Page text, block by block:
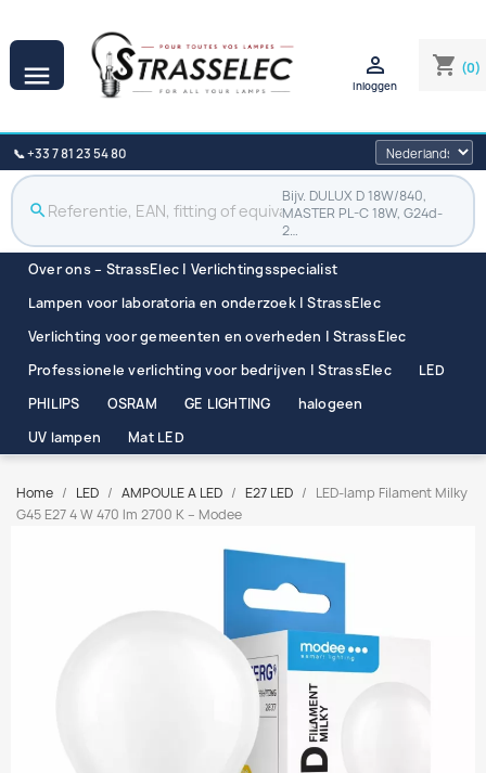
 shopping_cart (0)

Inloggen
📞 +33 7 81 23 54 80
search
Bijv. DULUX D 18W/840,
MASTER PL-C 18W, G24d-
2…
Over ons – StrassElec | Verlichtingsspecialist
Lampen voor laboratoria en onderzoek | StrassElec
Verlichting voor gemeenten en overheden | StrassElec
Professionele verlichting voor bedrijven | StrassElec
LED
PHILIPS
OSRAM GE LIGHTING
halogeen
UV lampen
Mat LED
Home LED AMPOULE A LED E27 LED
LED-lamp Filament Milky
G45 E27 4 W 470 lm 2700 K – Modee